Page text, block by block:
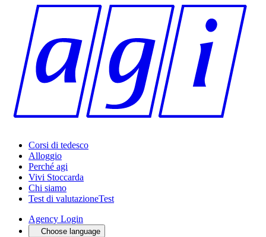
Corsi di tedesco
Alloggio
Perché agi
Vivi Stoccarda
Chi siamo
Test di valutazioneTest
Agency Login
Choose language